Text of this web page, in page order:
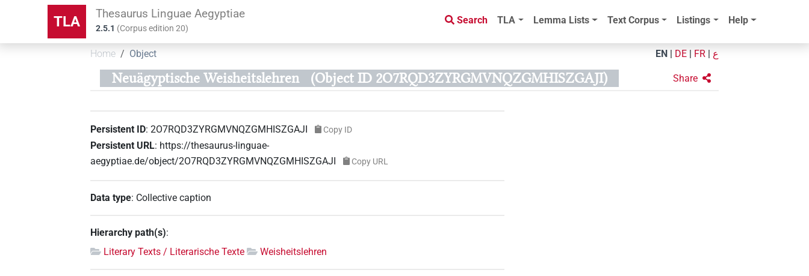
TLA Thesaurus Linguae Aegyptiae
2.5.1 (Corpus edition20)
Search TLA Lemma Lists Text Corpus Listings Help
Home Object EN DE FR ع
Neuägyptische Weisheitslehren (Object ID 2O7RQD3ZYRGMVNQZGMHISZGAJI) Share
Persistent ID:2O7RQD3ZYRGMVNQZGMHISZGAJI Copy ID
Persistent URL: https://thesaurus-linguae-
aegyptiae.de/object/2O7RQD3ZYRGMVNQZGMHISZGAJI
Copy URL
Data type: Collective caption
Hierarchy path(s):
Literary Texts / Literarische Texte
Weisheitslehren